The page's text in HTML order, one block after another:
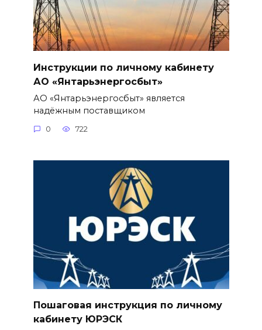
Инструкции по личному кабинету
АО «Янтарьэнергосбыт»
АО «Янтарьэнергосбыт» является
надёжным поставщиком
0 722
Пошаговая инструкция по личному
кабинету ЮРЭСК